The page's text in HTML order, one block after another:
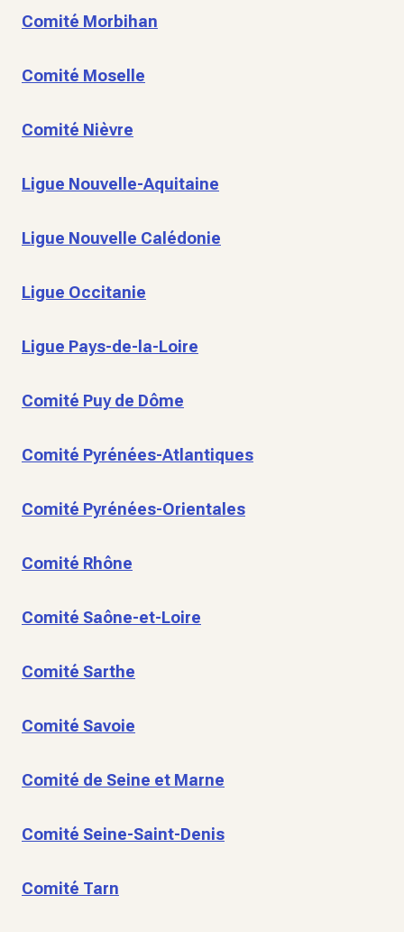
Comité Morbihan
Comité Moselle
Comité Nièvre
Ligue Nouvelle-Aquitaine
Ligue Nouvelle Calédonie
Ligue Occitanie
Ligue Pays-de-la-Loire
Comité Puy de Dôme
Comité Pyrénées-Atlantiques
Comité Pyrénées-Orientales
Comité Rhône
Comité Saône-et-Loire
Comité Sarthe
Comité Savoie
Comité de Seine et Marne
Comité Seine-Saint-Denis
Comité Tarn